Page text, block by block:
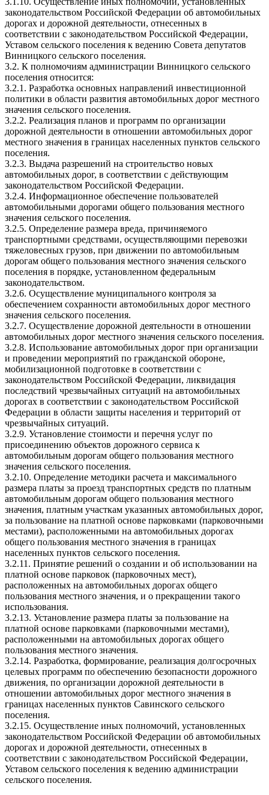
законодательством Российской Федерации об автомобильных
дорогах и дорожной деятельности, отнесенных в
соответствии с законодательством Российской Федерации,
Уставом сельского поселения к ведению Совета депутатов
Винницкого сельского поселения.
3.2. К полномочиям администрации Винницкого сельского
поселения относится:
3.2.1. Разработка основных направлений инвестиционной
политики в области развития автомобильных дорог местного
значения сельского поселения.
3.2.2. Реализация планов и программ по организации
дорожной деятельности в отношении автомобильных дорог
местного значения в границах населенных пунктов сельского
поселения.
3.2.3. Выдача разрешений на строительство новых
автомобильных дорог, в соответствии с действующим
законодательством Российской Федерации.
3.2.4. Информационное обеспечение пользователей
автомобильными дорогами общего пользования местного
значения сельского поселения.
3.2.5. Определение размера вреда, причиняемого
транспортными средствами, осуществляющими перевозки
тяжеловесных грузов, при движении по автомобильным
дорогам общего пользования местного значения сельского
поселения в порядке, установленном федеральным
законодательством.
3.2.6. Осуществление муниципального контроля за
обеспечением сохранности автомобильных дорог местного
значения сельского поселения.
3.2.7. Осуществление дорожной деятельности в отношении
автомобильных дорог местного значения сельского поселения.
3.2.8. Использование автомобильных дорог при организации
и проведении мероприятий по гражданской обороне,
мобилизационной подготовке в соответствии с
законодательством Российской Федерации, ликвидация
последствий чрезвычайных ситуаций на автомобильных
дорогах в соответствии с законодательством Российской
Федерации в области защиты населения и территорий от
чрезвычайных ситуаций.
3.2.9. Установление стоимости и перечня услуг по
присоединению объектов дорожного сервиса к
автомобильным дорогам общего пользования местного
значения сельского поселения.
3.2.10. Определение методики расчета и максимального
размера платы за проезд транспортных средств по платным
автомобильным дорогам общего пользования местного
значения, платным участкам указанных автомобильных дорог,
за пользование на платной основе парковками (парковочными
местами), расположенными на автомобильных дорогах
общего пользования местного значения в границах
населенных пунктов сельского поселения.
3.2.11. Принятие решений о создании и об использовании на
платной основе парковок (парковочных мест),
расположенных на автомобильных дорогах общего
пользования местного значения, и о прекращении такого
использования.
3.2.13. Установление размера платы за пользование на
платной основе парковками (парковочными местами),
расположенными на автомобильных дорогах общего
пользования местного значения.
3.2.14. Разработка, формирование, реализация долгосрочных
целевых программ по обеспечению безопасности дорожного
движения, по организации дорожной деятельности в
отношении автомобильных дорог местного значения в
границах населенных пунктов Савинского сельского
поселения.
3.2.15. Осуществление иных полномочий, установленных
законодательством Российской Федерации об автомобильных
дорогах и дорожной деятельности, отнесенных в
соответствии с законодательством Российской Федерации,
Уставом сельского поселения к ведению администрации
сельского поселения.